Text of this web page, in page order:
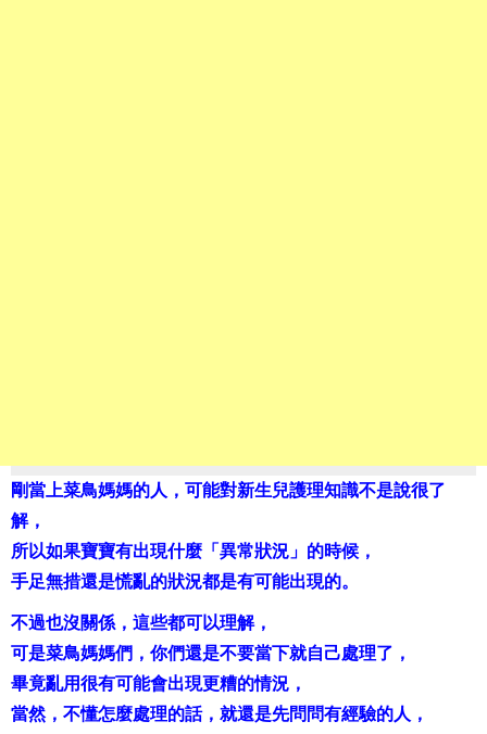
剛當上菜鳥媽媽的人，可能對新生兒護理知識不是說很了
解，
所以如果寶寶有出現什麼「異常狀況」的時候，
手足無措還是慌亂的狀況都是有可能出現的。
不過也沒關係，這些都可以理解，
可是菜鳥媽媽們，你們還是不要當下就自己處理了，
畢竟亂用很有可能會出現更糟的情況，
當然，不懂怎麼處理的話，就還是先問問有經驗的人，